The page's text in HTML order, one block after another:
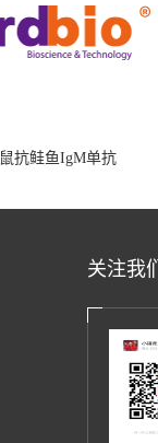
鼠抗鲑鱼IgM单抗
关注我们